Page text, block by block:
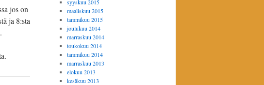
jos on
ja 8:sta
syyskuu 2015
maaliskuu 2015
tammikuu 2015
joulukuu 2014
marraskuu 2014
toukokuu 2014
tammikuu 2014
marraskuu 2013
elokuu 2013
kesäkuu 2013